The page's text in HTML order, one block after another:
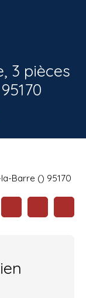
3 pièces
Barre () 95170